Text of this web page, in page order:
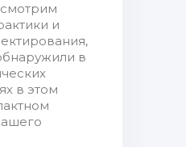
и
в
в этом